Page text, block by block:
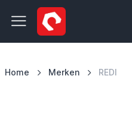
Ga naar de inhoud
Home Merken REDI